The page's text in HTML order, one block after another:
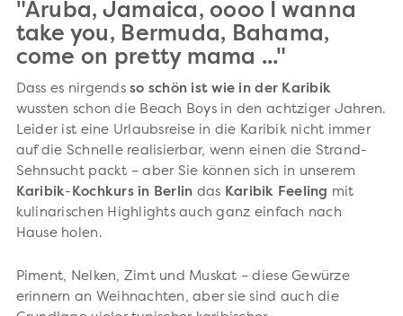
"Aruba, Jamaica, oooo I wanna
take you, Bermuda, Bahama,
come on pretty mama ..."
Dass es nirgendsso schön ist wie in der Karibik
wussten schon die Beach Boys in den achtziger Jahren.
Leider ist eine Urlaubsreise in die Karibik nicht immer
auf die Schnelle realisierbar, wenn einen die Strand-
Sehnsucht packt – aber Sie können sich in unserem
Karibik- Kochkurs in Berlin das Karibik Feeling mit
kulinarischen Highlights auch ganz einfach nach
Hause holen.
Piment, Nelken, Zimt und Muskat – diese Gewürze
erinnern an Weihnachten, aber sie sind auch die